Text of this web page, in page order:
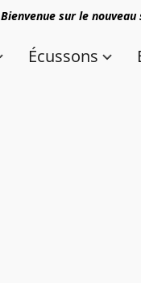
Bienvenue sur le
Écussons